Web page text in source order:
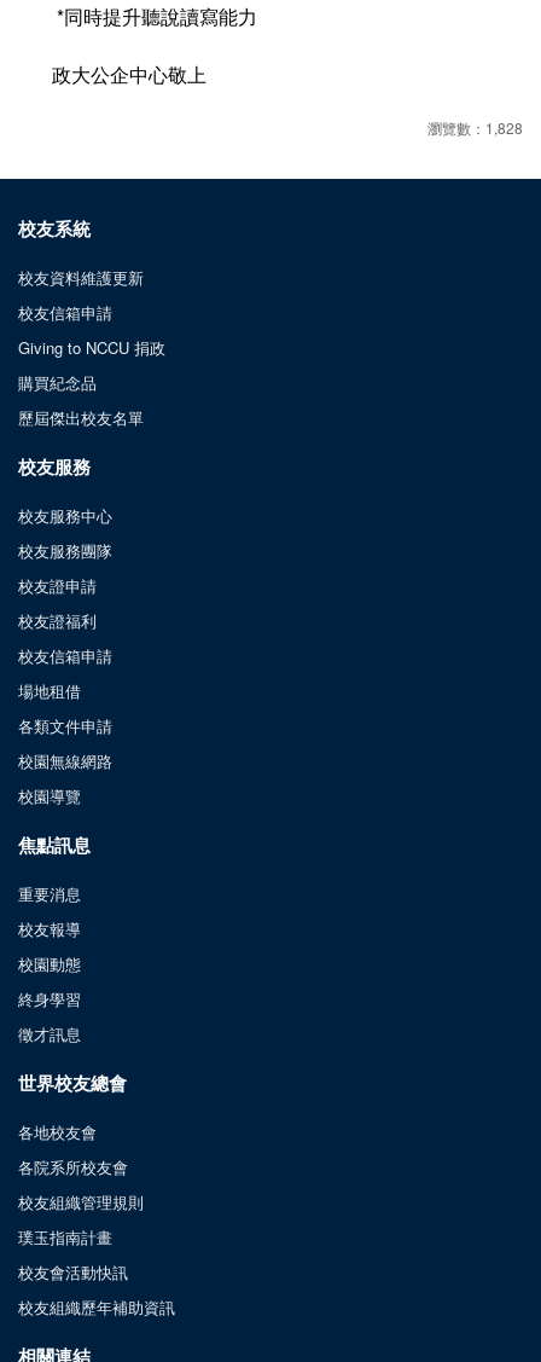
*同時提升聽說讀寫能力
政大公企中心敬上
瀏覽數：1,828
校友系統
校友資料維護更新
校友信箱申請
Giving to NCCU 捐政
購買紀念品
歷屆傑出校友名單
校友服務
校友服務中心
校友服務團隊
校友證申請
校友證福利
校友信箱申請
場地租借
各類文件申請
校園無線網路
校園導覽
焦點訊息
重要消息
校友報導
校園動態
終身學習
徵才訊息
世界校友總會
各地校友會
各院系所校友會
校友組織管理規則
璞玉指南計畫
校友會活動快訊
校友組織歷年補助資訊
相關連結